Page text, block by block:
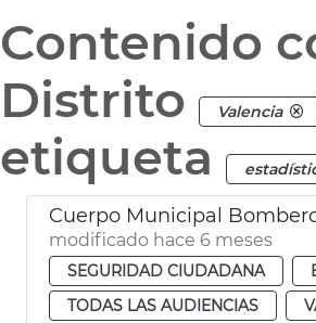
Contenido
Distrito
Valencia
etiqueta
Cuerpo Municipal
modificado hace 6 meses
SEGURIDAD CIUDADANA
TODAS LAS AUDIENCIAS